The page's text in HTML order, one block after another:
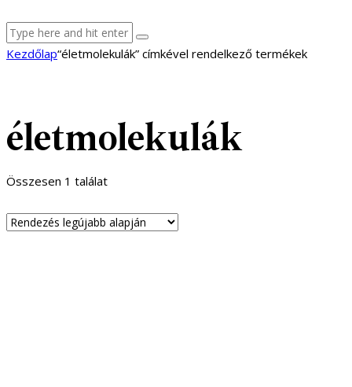
facebook-
youtube-
email
Kezdőlap“életmolekulák” címkével rendelkező termékek
életmolekulák
Összesen 1 találat